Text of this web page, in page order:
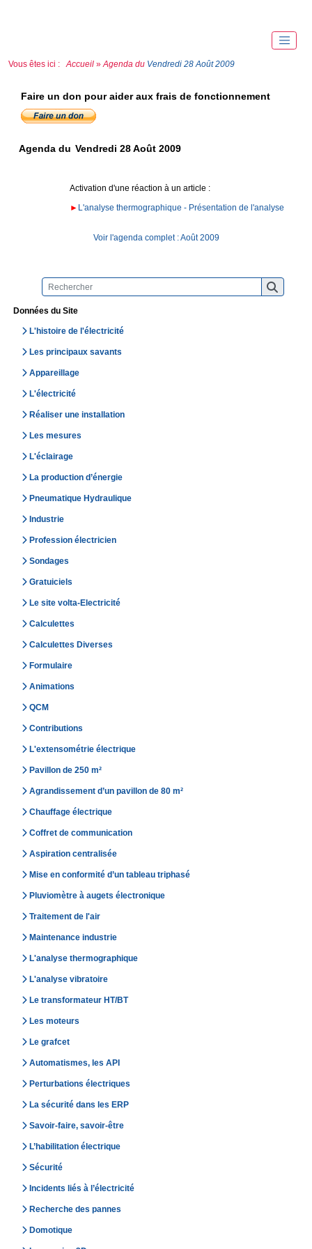
Vous êtes ici : Accueil » Agenda du Vendredi 28 Août 2009
Données du Site
L'histoire de l'électricité
Les principaux savants
Appareillage
L'électricité
Réaliser une installation
Les mesures
L'éclairage
La production d’énergie
Pneumatique Hydraulique
Industrie
Profession électricien
Sondages
Gratuiciels
Le site volta-Electricité
Calculettes
Calculettes Diverses
Formulaire
Animations
QCM
Contributions
L'extensométrie électrique
Pavillon de 250 m²
Agrandissement d’un pavillon de 80 m²
Chauffage électrique
Coffret de communication
Aspiration centralisée
Mise en conformité d’un tableau triphasé
Pluviomètre à augets électronique
Traitement de l'air
Maintenance industrie
L'analyse thermographique
L'analyse vibratoire
Le transformateur HT/BT
Les moteurs
Le grafcet
Automatismes, les API
Perturbations électriques
La sécurité dans les ERP
Savoir-faire, savoir-être
L’habilitation électrique
Sécurité
Incidents liés à l’électricité
Recherche des pannes
Domotique
Faire un don pour aider aux frais de fonctionnement
Agenda du Vendredi 28 Août 2009
Activation d'une réaction à un article :
► L'analyse thermographique - Présentation de l'analyse
Voir l'agenda complet : Août 2009